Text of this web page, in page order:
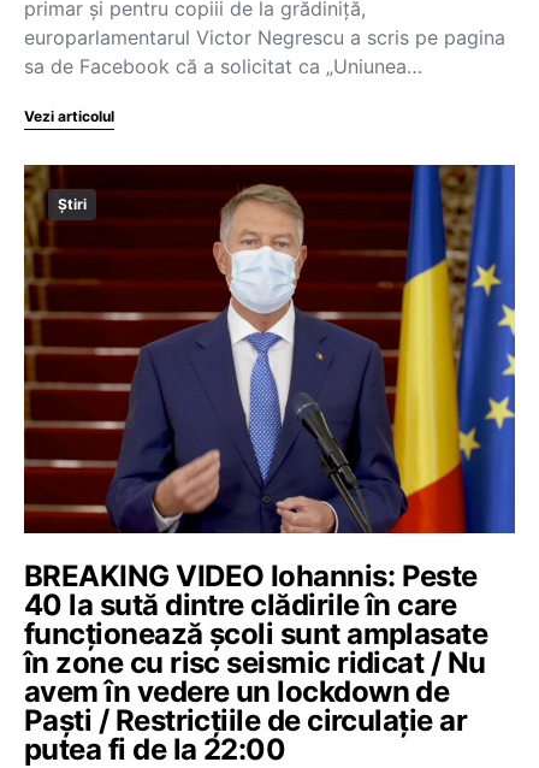
primar și pentru copiii de la grădiniță,
europarlamentarul Victor Negrescu a scris pe pagina
sa de Facebook că a solicitat ca „Uniunea…
Vezi articolul
Știri
BREAKING VIDEO Iohannis: Peste
40 la sută dintre clădirile în care
funcționează școli sunt amplasate
în zone cu risc seismic ridicat / Nu
avem în vedere un lockdown de
Paști / Restricțiile de circulație ar
putea fi de la 22:00